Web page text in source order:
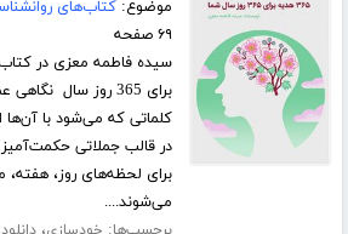
موضوع:کتاب‌های
۶۹ صفحه
برای 365 روز سال
کلماتی که می‌شود با
در قالب جملاتی
برای لحظه‌های روز،
می‌شوند....